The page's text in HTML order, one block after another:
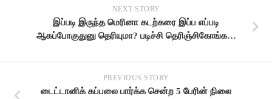
NEXT STORY
இப்படி இருந்த மெரினா கடற்கரை இப்ப எப்படி
ஆகப்போகுதுனு தெரியுமா? படிச்சி தெரிஞ்சிகோங்க…
PREVIOUS STORY
டைட்டானிக் கப்பலை பார்க்க சென்ற 5 பேரின் நிலை